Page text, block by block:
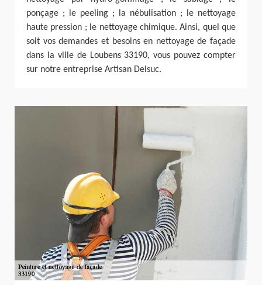
ponçage ; le peeling ; la nébulisation ; le nettoyage
haute pression ; le nettoyage chimique. Ainsi, quel que
soit vos demandes et besoins en nettoyage de façade
dans la ville de Loubens 33190, vous pouvez compter
sur notre entreprise Artisan Delsuc.